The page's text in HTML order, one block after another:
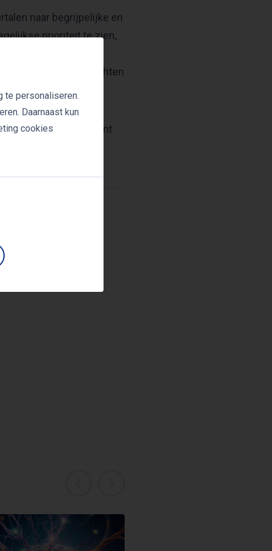
naar begrijpelijke en
prioriteit te zien,
het nu gaat om
Scherder’s inzichten
voor elk evenement
te personaliseren.
Daarnaast kun
cookies